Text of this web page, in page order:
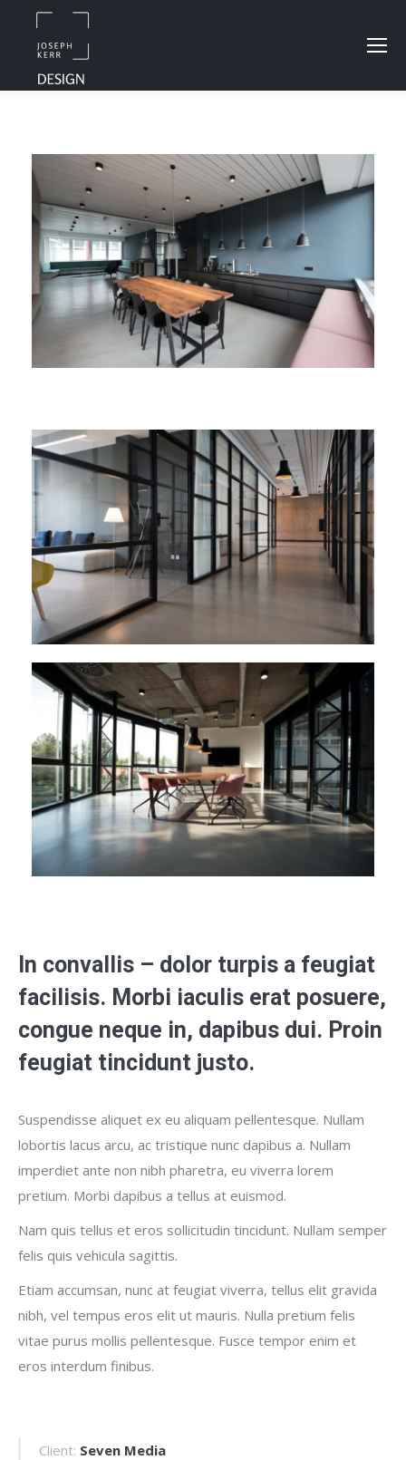
In convallis – dolor turpis a feugiat
facilisis. Morbi iaculis erat posuere,
congue neque in, dapibus dui. Proin
feugiat tincidunt justo.
Suspendisse aliquet ex eu aliquam pellentesque. Nullam
lobortis lacus arcu, ac tristique nunc dapibus a. Nullam
imperdiet ante non nibh pharetra, eu viverra lorem
pretium. Morbi dapibus a tellus at euismod.
Nam quis tellus et eros sollicitudin tincidunt. Nullam semper
felis quis vehicula sagittis.
Etiam accumsan, nunc at feugiat viverra, tellus elit gravida
nibh, vel tempus eros elit ut mauris. Nulla pretium felis
vitae purus mollis pellentesque. Fusce tempor enim et
eros interdum finibus.
Client: Seven Media